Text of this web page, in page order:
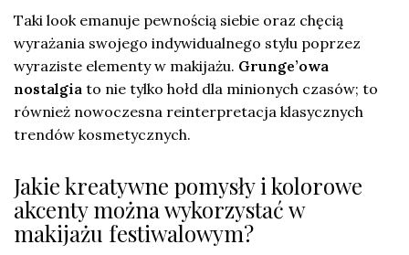
Taki look emanuje pewnością siebie oraz chęcią
wyrażania swojego indywidualnego stylu poprzez
wyraziste elementy w makijażu. Grunge’owa
nostalgia to nie tylko hołd dla minionych czasów; to
również nowoczesna reinterpretacja klasycznych
trendów kosmetycznych.
Jakie kreatywne pomysły i kolorowe
akcenty można wykorzystać w
makijażu festiwalowym?